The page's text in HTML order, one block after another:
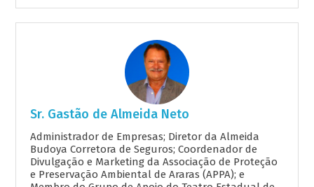
Sr. Gastão de Almeida Neto
Administrador de Empresas; Diretor da Almeida
Budoya Corretora de Seguros; Coordenador de
Divulgação e Marketing da Associação de Proteção
e Preservação Ambiental de Araras (APPA); e